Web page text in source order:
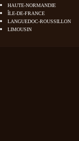
HAUTE-NORMANDIE
ÎLE-DE-FRANCE
LANGUEDOC-ROUSSILLON
LIMOUSIN